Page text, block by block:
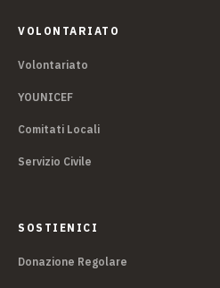
VOLONTARIATO
Volontariato
YOUNICEF
Comitati Locali
Servizio Civile
SOSTIENICI
Donazione Regolare